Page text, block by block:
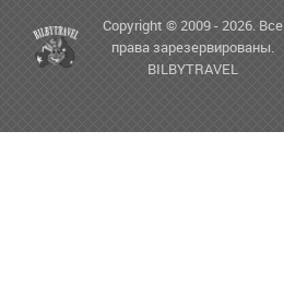
Copyright © 2009 - 2026. Все
права зарезервированы.
BILBYTRAVEL